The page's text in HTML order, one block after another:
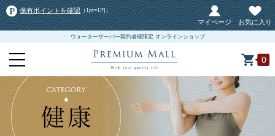
保有ポイントを確認 （1pt=1円）
マイページ お気に入り
ウォーターサーバー契約者様限定 オンラインショップ
0